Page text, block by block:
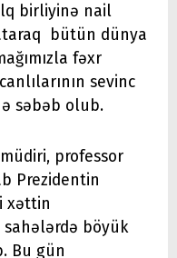
birliyinə nail
bütün dünya
fəxr
sevinc
səbəb olub.
professor
Prezidentin
xəttin
böyük
Bu gün